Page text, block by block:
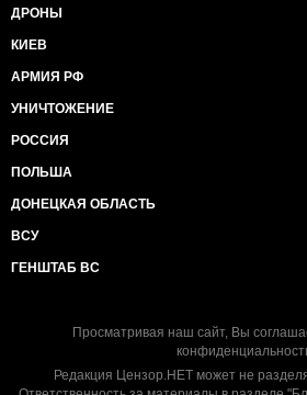
ДРОНЫ
КИЕВ
АРМИЯ РФ
УНИЧТОЖЕНИЕ
РОССИЯ
ПОЛЬША
ДОНЕЦКАЯ ОБЛАСТЬ
ВСУ
ГЕНШТАБ ВС
Просматривая наш сайт, Вы
Редакция Цензор.НЕТ может не